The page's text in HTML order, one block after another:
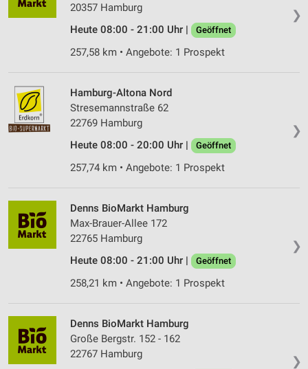
❯
20357 Hamburg
Heute 08:00 - 21:00 Uhr |
Geöffnet
257,58 km • Angebote: 1 Prospekt
❯
Hamburg-Altona Nord
Stresemannstraße 62
22769 Hamburg
Heute 08:00 - 20:00 Uhr |
Geöffnet
257,74 km • Angebote: 1 Prospekt
❯
Denns BioMarkt Hamburg
Max-Brauer-Allee 172
22765 Hamburg
Heute 08:00 - 21:00 Uhr |
Geöffnet
258,21 km • Angebote: 1 Prospekt
❯
Denns BioMarkt Hamburg
Große Bergstr. 152 - 162
22767 Hamburg